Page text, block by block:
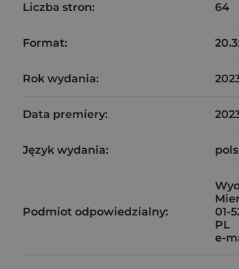
Liczba stron: 64
Format:
Rok wydania:
Data premiery:
Język wydania:
Podmiot odpowiedzialny:
01-
PL
e-